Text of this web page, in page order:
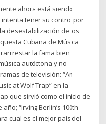
ahora está siendo
intenta tener su control por
desestabilización de los
Cubana de Música
la fama bien
autóctona y no
de televisión: “An
at Wolf Trap” en la
que sirvió como el inicio de
“Irving Berlin’s 100th
cual es el mejor país del